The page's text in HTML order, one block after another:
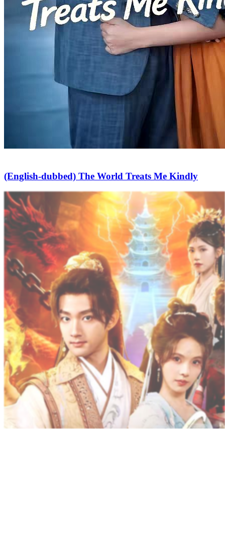
(English-dubbed) The World Treats Me Kindly